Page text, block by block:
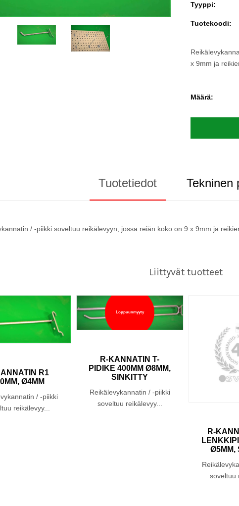
Tyyppi:
Tuotekoodi:
x 9mm ja
Määrä:
Tuotetiedot Tekninen
/ -piikki soveltuu reikälevyyn, jossa reiän koko on 9 x 9mm ja
Liittyvät tuotteet
R1
Ø4MM
/ -piikki
reikälevyy...
Loppuunmyyty
R-KANNATIN T-
PIDIKE 400MM Ø8MM,
SINKITTY
Reikälevykannatin / -piikki
soveltuu reikälevyy...
R-
Ø5MM,
soveltuu